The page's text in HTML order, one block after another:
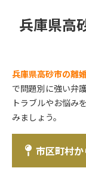
兵庫県高
兵庫県高砂市の離
で問題別に強い弁
トラブルやお悩み
みましょう。
市区町村